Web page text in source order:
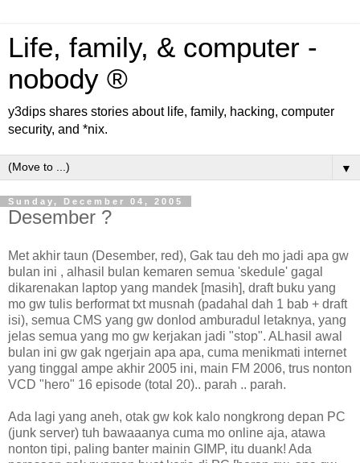
Life, family, & computer -
nobody ®
y3dips shares stories about life, family, hacking, computer
security, and *nix.
▼
Sunday, December 04, 2005
Desember ?
Met akhir taun (Desember, red), Gak tau deh mo jadi apa gw
bulan ini , alhasil bulan kemaren semua 'skedule' gagal
dikarenakan laptop yang mandek [masih], draft buku yang
mo gw tulis berformat txt musnah (padahal dah 1 bab + draft
isi), semua CMS yang gw donlod amburadul letaknya, yang
jelas semua yang mo gw kerjakan jadi "stop". ALhasil awal
bulan ini gw gak ngerjain apa apa, cuma menikmati internet
yang tinggal ampe akhir 2005 ini, main FM 2006, trus nonton
VCD "hero" 16 episode (total 20).. parah .. parah.
Ada lagi yang aneh, otak gw kok kalo nongkrong depan PC
(junk server) tuh bawaaanya cuma mo online aja, atawa
nonton tipi, paling banter mainin GIMP, itu duank! Ada